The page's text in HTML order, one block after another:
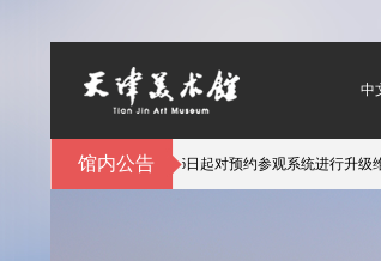
中
馆内公告
验，天津美术馆自3月6日起对预约参观系统进行升级维